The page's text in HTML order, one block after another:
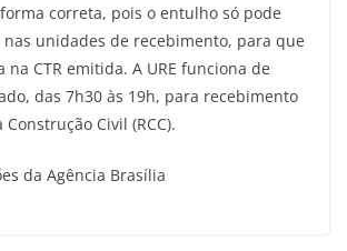
correta, pois o entulho só pode
unidades de recebimento, para que
na CTR emitida. A URE funciona de
das 7h30 às 19h, para recebimento
Civil (RCC).
da Agência Brasília